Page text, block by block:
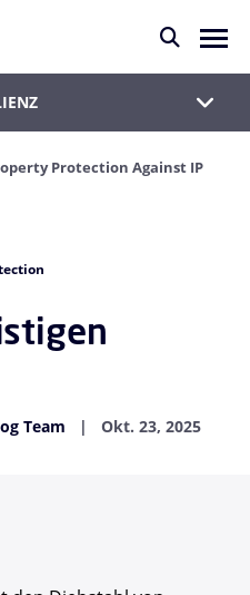
Protection Against IP
Team Okt. 23, 2025